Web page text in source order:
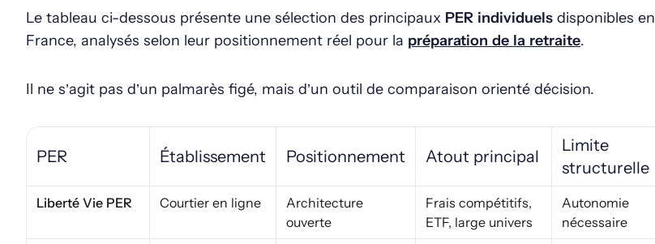
Le tableau ci-dessous présente une sélection des principaux PER individuels disponibles en
France, analysés selon leur positionnement réel pour la préparation de la retraite.
Il ne s’agit pas d’un palmarès figé, mais d’un outil de comparaison orienté décision.
PER Établissement Positionnement Atout principal
Limite
structurelle
Liberté Vie PER Courtier en ligne
Architecture
ouverte
Frais compétitifs,
ETF, large univers
Autonomie
nécessaire